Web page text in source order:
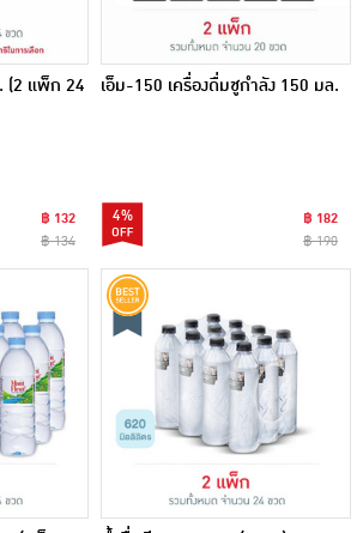
(2 แพ็ก 24
฿ 132
฿ 134
เอ็ม-150 เครื่องดื่มชูกำลัง 150 มล.
4%
฿ 182
฿ 190